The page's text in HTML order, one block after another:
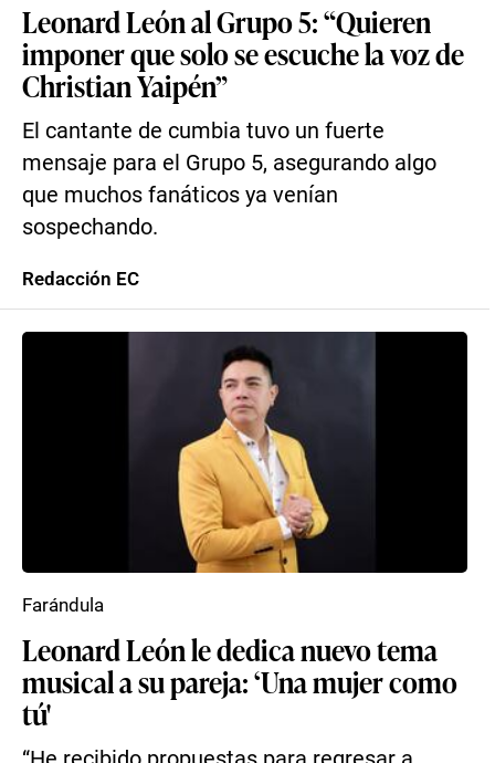
Leonard León al Grupo 5: “Quieren
imponer que solo se escuche la voz de
Christian Yaipén”
El cantante de cumbia tuvo un fuerte
mensaje para el Grupo 5, asegurando algo
que muchos fanáticos ya venían
sospechando.
Redacción EC
Leonard León le dedica nuevo tema
musical a su pareja: ‘Una mujer como
tú'
Farándula